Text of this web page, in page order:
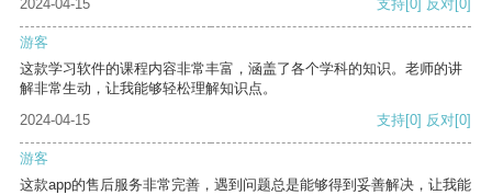
2024-04-15
支持[0] 反对[0]
游客
这款学习软件的课程内容非常丰富，涵盖了各个学科的知识。老师的讲
解非常生动，让我能够轻松理解知识点。
2024-04-15
支持[0] 反对[0]
游客
这款app的售后服务非常完善，遇到问题总是能够得到妥善解决，让我能